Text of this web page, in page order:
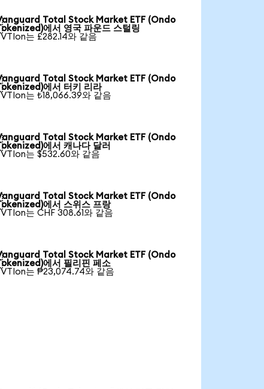
Total Stock Market ETF (Ondo
에서 영국 파운드 스털링
VTIon는 £282.14와 같음
Total Stock Market ETF (Ondo
에서 터키 리라
VTIon는 ₺18,066.39와 같음
Total Stock Market ETF (Ondo
에서 캐나다 달러
VTIon는 $532.60와 같음
Total Stock Market ETF (Ondo
에서 스위스 프랑
VTIon는 CHF 308.61와 같음
Total Stock Market ETF (Ondo
에서 필리핀 페소
VTIon는 ₱23,074.74와 같음